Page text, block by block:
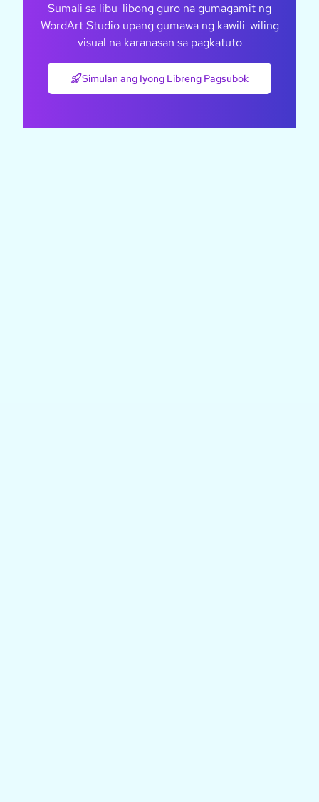
Sumali sa libu-libong guro na gumagamit ng
WordArt Studio upang gumawa ng kawili-wiling
visual na karanasan sa pagkatuto
Simulan ang Iyong Libreng Pagsubok